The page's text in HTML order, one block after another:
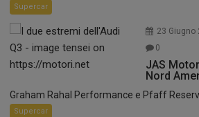
Supercar
23 Giugno
0
JAS
Nord
Graham Rahal Performance e Pfaff
Supercar